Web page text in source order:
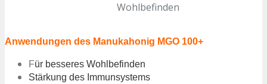
Wohlbefinden
Anwendungen des Manukahonig MGO 100+
Für besseres Wohlbefinden
Stärkung des Immunsystems